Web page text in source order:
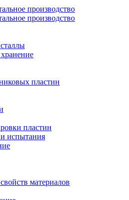
производство
производство
пластин
пластин
испытания
материалов